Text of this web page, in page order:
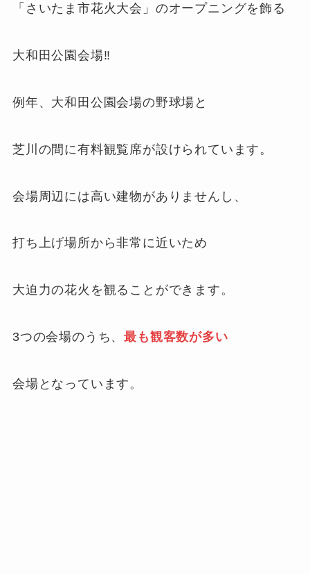
「さいたま市花火大会」のオープニングを飾る
大和田公園会場‼
例年、大和田公園会場の野球場と
芝川の間に有料観覧席が設けられています。
会場周辺には高い建物がありませんし、
打ち上げ場所から非常に近いため
大迫力の花火を観ることができます。
3つの会場のうち、最も観客数が多い
会場となっています。